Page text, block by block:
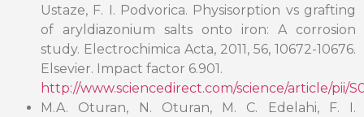
Ustaze, F. I. Podvorica. Physisorption vs grafting
of aryldiazonium salts onto iron: A corrosion
study. Electrochimica Acta, 2011, 56, 10672-10676.
Elsevier. Impact factor 6.901.
http://www.sciencedirect.com/science/article/pii/
M.A. Oturan, N. Oturan, M. C. Edelahi, F. I.